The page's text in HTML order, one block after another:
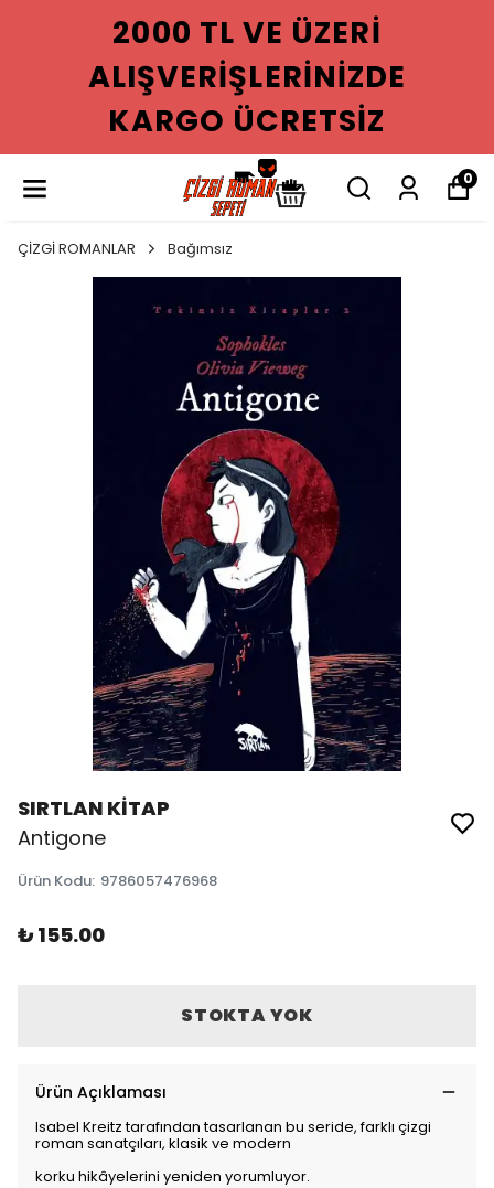
2000 TL VE ÜZERI
KARGO ÜCRETSIZ
0
ÇİZGİ ROMANLAR Bağımsız
SIRTLAN KİTAP
Antigone
Ürün Kodu: 9786057476968
₺ 155.00
STOKTA YOK
Ürün Açıklaması
Isabel Kreitz tarafından tasarlanan bu seride, farklı çizgi
roman sanatçıları, klasik ve modern
korku hikâyelerini yeniden yorumluyor.